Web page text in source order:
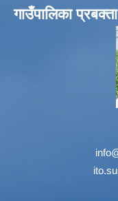
गाउँपालिका प्रबक्ता